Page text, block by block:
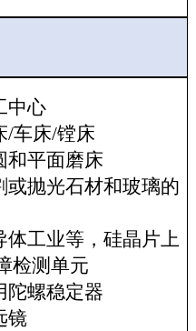
中心
/车床/镗床
和平面磨床
或抛光石材和玻璃的
体工业等，硅晶片上
检测单元
陀螺稳定器
镜